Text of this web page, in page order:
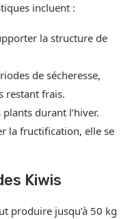
incluent :
la structure de
de sécheresse,
restant frais.
durant l’hiver.
la fructification, elle se
Kiwis
produire jusqu’à 50 kg